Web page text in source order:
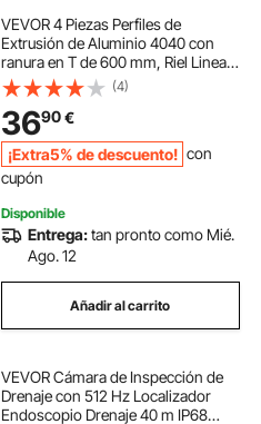
VEVOR 4 Piezas Perfiles de
Extrusión de Aluminio 4040 con
ranura en T de 600 mm, Riel Lineal
Anodizado de Alta Resistencia para
Impresora 3D, Máquina CNC (DIY),
Grabado Láser, Color Negro
(4)
3690€
¡Extra5% de descuento! con
cupón
Disponible
Entrega:tan pronto como Mié.
Ago. 12
Añadir al carrito
VEVOR Cámara de Inspección de
Drenaje con 512 Hz Localizador
Endoscopio Drenaje 40 m IP68